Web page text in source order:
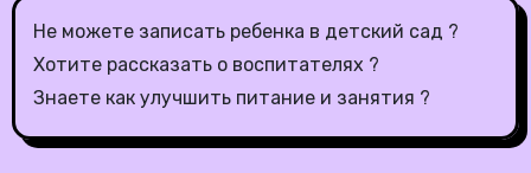
Не можете записать ребенка в детский сад ?
Хотите рассказать о воспитателях ?
Знаете как улучшить питание и занятия ?